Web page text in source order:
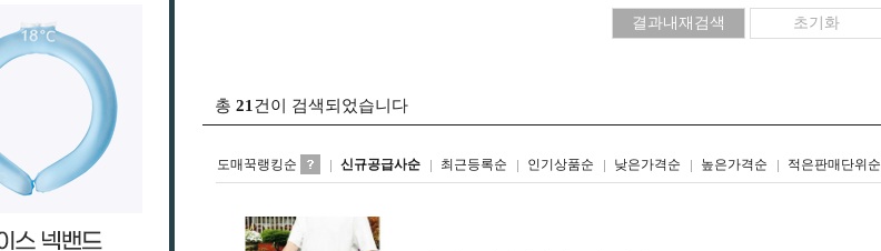
총 21 건이 검색되었습니다
도매꾹랭킹순 신규공급사순 최근등록순 인기상품순 낮은가격순 높은가격순 적은판매단위순
리스트형갤러리형